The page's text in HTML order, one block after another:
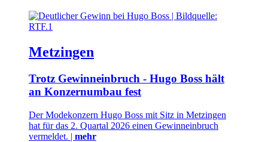
Metzingen
Trotz Gewinneinbruch - Hugo Boss hält
an Konzernumbau fest
Der Modekonzern Hugo Boss mit Sitz in Metzingen
hat für das 2. Quartal 2026 einen Gewinneinbruch
vermeldet. | mehr